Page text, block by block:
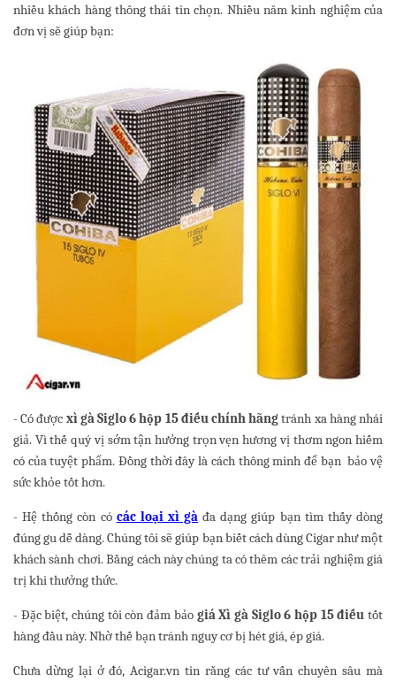
nhiều khách hàng thông thái tin chọn. Nhiều năm kinh nghiệm của
đơn vị sẽ giúp bạn:
- Có được xì gà Siglo 6 hộp 15 điếu chính hãng tránh xa hàng nhái
giả. Vì thế quý vị sớm tận hưởng trọn vẹn hương vị thơm ngon hiếm
có của tuyệt phẩm. Đồng thời đây là cách thông minh để bạn bảo vệ
sức khỏe tốt hơn.
- Hệ thống còn có các loại xì gà đa dạng giúp bạn tìm thấy dòng
đúng gu dễ dàng. Chúng tôi sẽ giúp bạn biết cách dùng Cigar như một
khách sành chơi. Bằng cách này chúng ta có thêm các trải nghiệm giá
trị khi thưởng thức.
- Đặc biệt, chúng tôi còn đảm bảo giá Xì gà Siglo 6 hộp 15 điếu tốt
hàng đầu này. Nhờ thế bạn tránh nguy cơ bị hét giá, ép giá.
Chưa dừng lại ở đó, Acigar.vn tin rằng các tư vấn chuyên sâu mà